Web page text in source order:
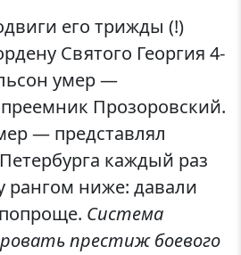
его трижды (!)
Святого Георгия 4-
умер —
преемник Прозоровский.
— представлял
каждый раз
рангом ниже: давали
Система
престиж боевого